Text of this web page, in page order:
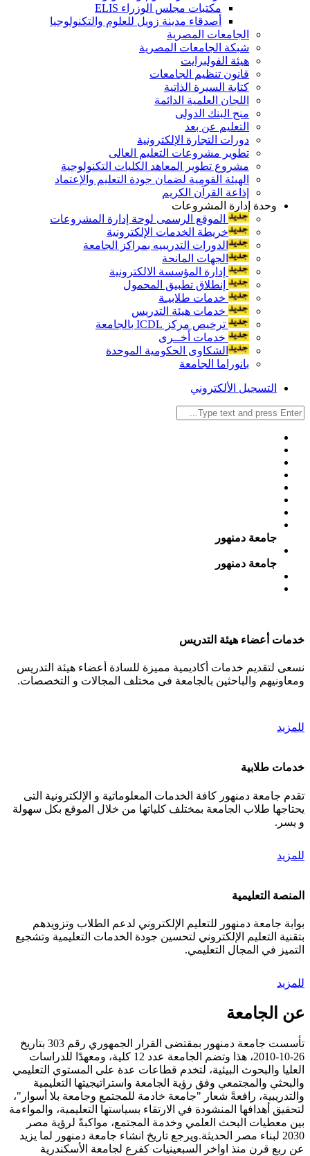
مكتبات مجلس الوزراء ELIS
أصدقاء مدينة زويل للعلوم والتكنولوجيا
الجامعات المصرية
شبكة الجامعات المصرية
هيئة الفولبرايت
قانون تنظيم الجامعات
كتابة السيرة الذاتية
اللجان العلمية الدائمة
منح البنك الدولى
التعليم عن بعد
دورات التجارة الإلكترونية
تطوير مشروعات التعليم العالى
مشروع تطوير المعاهد الكليات التكنولوجية
الهيئة القومية لضمان جودة التعليم والإعتماد
إذاعة القرآن الكريم
وحدة إدارة المشروعات
الموقع الرسمى لوحة إدارة المشروعات
خريطة الخدمات الإلكترونية
الدورات التدريبيه بمراكز الجامعة
الجهات المانحة
إدارة المؤسسة الالكترونية
إنطلاق تطبيق المحمول
خدمات طلابيـة
خدمات هيئة التدريس
ترخيص مركز ICDL بالجامعة
خدمات أخــرى
الشكاوى الحكومية الموحدة
بانوراما الجامعة
التسجيل الألكتروني
جامعة دمنهور
جامعة دمنهور
خدمات أعضاء هيئة التدريس
نسعى لتقديم خدمات أكاديمية مميزة للسادة أعضاء هيئة التدريس
ومعاونيهم والباحثين بالجامعة فى مختلف المجالات و التخصصات.
للمزيد
خدمات طلابية
تقدم جامعة دمنهور كافة الخدمات المعلوماتية و الإلكترونية التى
يحتاجها طلاب الجامعة بمختلف كلياتها من خلال الموقع بكل سهولة
و يسر.
للمزيد
المنصة التعليمية
بوابة جامعة دمنهور للتعليم الإلكتروني لدعم الطلاب وتزويدهم
بتقنية التعليم الإلكتروني لتحسين جودة الخدمات التعليمية وتشجيع
التميز في المجال التعليمي.
للمزيد
عن الجامعة
تأسست جامعة دمنهور بمقتضى القرار الجمهوري رقم 303 بتاريخ
26-10-2010، هذا وتضم الجامعة عدد 12 كلية، ومعهدًا للدراسات
العليا والبحوث البيئية، لتخدم قطاعات عدة على المستوي التعليمي
والبحثي والمجتمعي وفق رؤية الجامعة واستراتيجيتها التعليمية
والتدريبية، رافعةً شعار "جامعة خادمة للمجتمع وجامعة بلا أسوار"،
لتحقيق أهدافها المنشودة في الارتقاء بسياستها التعليمية، والمواءمة
بين معطيات البحث العلمي وخدمة المجتمع، مواكبةً لرؤية مصر
2030 لبناء مصر الحديثة.ويرجع تاريخ انشاء جامعة دمنهور لما يزيد
عن ربع قرن منذ اواخر السبعينيات كفرع لجامعة الأسكندرية